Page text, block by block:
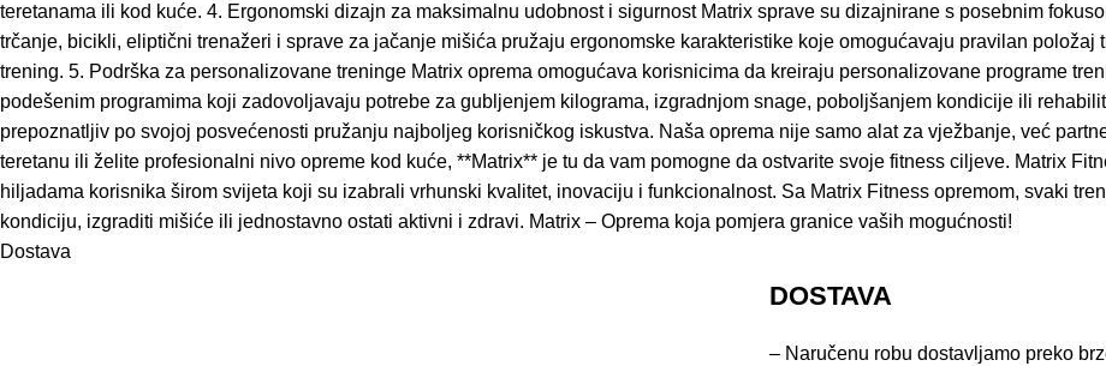
teretanama ili kod kuće. 4. Ergonomski dizajn za maksimalnu udobnost i sigurnost Matrix sprave su dizajnirane s posebnim
trčanje, bicikli, eliptični trenažeri i sprave za jačanje mišića pružaju ergonomske karakteristike koje omogućavaju pravilan
trening. 5. Podrška za personalizovane treninge Matrix oprema omogućava korisnicima da kreiraju personalizovane programe
podešenim programima koji zadovoljavaju potrebe za gubljenjem kilograma, izgradnjom snage, poboljšanjem kondicije ili
prepoznatljiv po svojoj posvećenosti pružanju najboljeg korisničkog iskustva. Naša oprema nije samo alat za vježbanje, već
teretanu ili želite profesionalni nivo opreme kod kuće, **Matrix** je tu da vam pomogne da ostvarite svoje fitness ciljeve. Matrix
hiljadama korisnika širom svijeta koji su izabrali vrhunski kvalitet, inovaciju i funkcionalnost. Sa Matrix Fitness opremom, svaki
kondiciju, izgraditi mišiće ili jednostavno ostati aktivni i zdravi. Matrix – Oprema koja pomjera granice vaših mogućnosti!
Dostava
DOSTAVA
– Naručenu robu dostavljamo preko